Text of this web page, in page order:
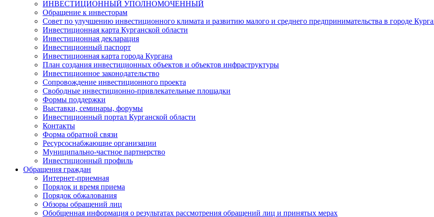
ИНВЕСТИЦИОННЫЙ УПОЛНОМОЧЕННЫЙ
Обращение к инвесторам
Совет по улучшению инвестиционного климата и развитию малого и среднего предпринимательства в городе
Инвестиционная карта Курганской области
Инвестиционная декларация
Инвестиционный паспорт
Инвестиционная карта города Кургана
План создания инвестиционных объектов и объектов инфраструктуры
Инвестиционное законодательство
Сопровождение инвестиционного проекта
Свободные инвестиционно-привлекательные площадки
Формы поддержки
Выставки, семинары, форумы
Инвестиционный портал Курганской области
Контакты
Форма обратной связи
Ресурсоснабжающие организации
Муниципально-частное партнерство
Инвестиционный профиль
Обращения граждан
Интернет-приемная
Порядок и время приема
Порядок обжалования
Обзоры обращений лиц
Обобщенная информация о результатах рассмотрения обращений лиц и принятых мерах